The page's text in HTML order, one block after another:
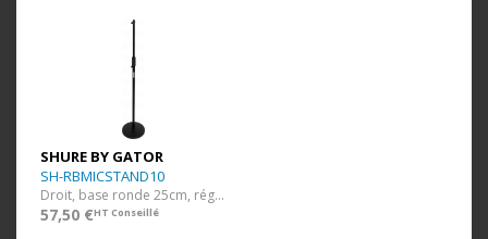
SHURE BY GATOR
SH-RBMICSTAND10
Droit, base ronde 25cm, réglable en hauteur 89-162cm
57,50 €HT Conseillé